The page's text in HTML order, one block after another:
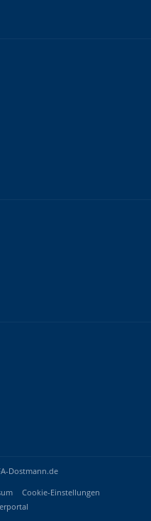
Dostmann.de
Cookie-Einstellungen